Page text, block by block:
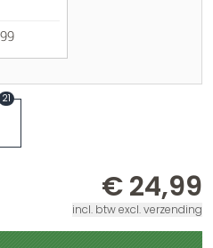
21
€ 24,99
incl. btw excl. verzending